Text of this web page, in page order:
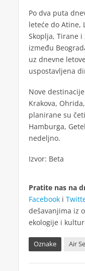
Po dva puta
leteće do Atine,
Skoplja, Tirane i
između
uz dnevne
uspostavljena
Nove
Krakova,
planirane su
Hamburga,
nedeljno.
Izvor: Beta
Pratite nas na
Facebooki
dešavanjima iz
ekologije i
Oznake Air